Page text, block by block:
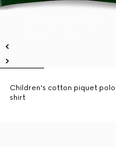
Children's cotton piquet polo
shirt